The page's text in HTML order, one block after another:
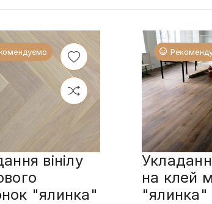
вінілу
"ялинка"
на клей
"ялинка"